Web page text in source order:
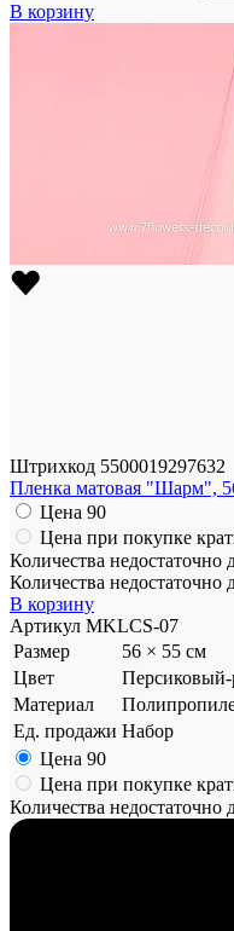
В корзину
Штрихкод 5500019297632
Пленка матовая "Шарм",
Цена 90
Цена при покупке
Количества недостаточно
Количества недостаточно
В корзину
Артикул MKLCS-07
Размер
56 × 55 см
Цвет
Материал
Ед. продажи Набор
Цена 90
Цена при покупке
Количества недостаточно